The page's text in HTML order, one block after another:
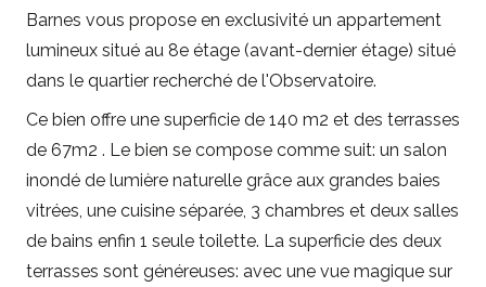
Barnes vous propose en exclusivité un appartement
lumineux situé au 8e étage (avant-dernier étage) situé
dans le quartier recherché de l'Observatoire.
Ce bien offre une superficie de 140 m2 et des terrasses
de 67m2 . Le bien se compose comme suit: un salon
inondé de lumière naturelle grâce aux grandes baies
vitrées, une cuisine séparée, 3 chambres et deux salles
de bains enfin 1 seule toilette. La superficie des deux
terrasses sont généreuses: avec une vue magique sur